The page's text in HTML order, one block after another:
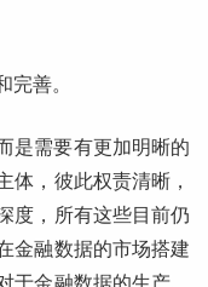
完善。
是需要有更加明晰的
体，彼此权责清晰，
度，所有这些目前仍
金融数据的市场搭建